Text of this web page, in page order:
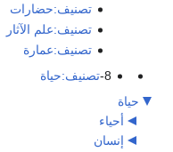
تصنيف:حضارات
تصنيف:علم الآثار
تصنيف:عمارة
8- تصنيف:حياة
حياة
أحياء
إنسان